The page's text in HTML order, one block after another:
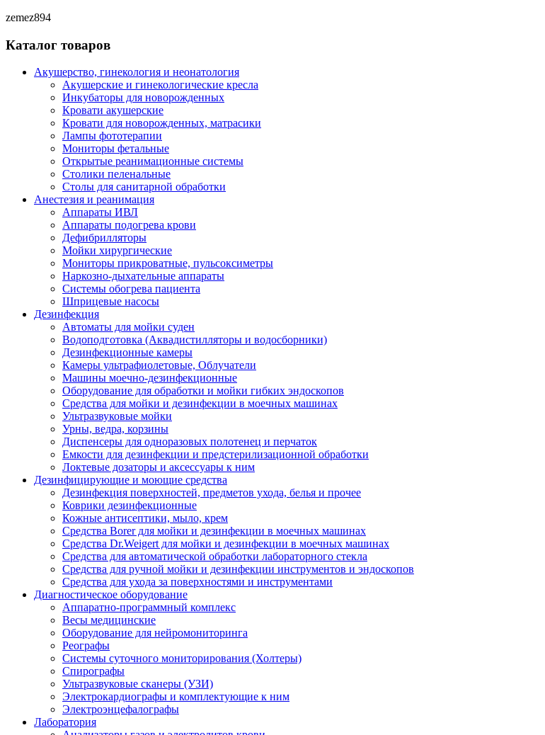
zemez894
Каталог товаров
Акушерство, гинекология и неонатология
Акушерские и гинекологические креслa
Инкубаторы для новорожденных
Кровати акушерские
Кровати для новорожденных, матрасики
Лампы фототерапии
Мониторы фетальные
Открытые реанимационные системы
Столики пеленальные
Столы для санитарной обработки
Анестезия и реанимация
Аппараты ИВЛ
Аппараты подогрева крови
Дефибрилляторы
Мойки хирургические
Мониторы прикроватные, пульсоксиметры
Наркозно-дыхательные аппараты
Системы обогрева пациента
Шприцевые насосы
Дезинфекция
Автоматы для мойки суден
Водоподготовка (Аквадистилляторы и водосборники)
Дезинфекционные камеры
Камеры ультрафиолетовые, Облучатели
Машины моечно-дезинфекционные
Оборудование для обработки и мойки гибких эндоскопов
Средства для мойки и дезинфекции в моечных машинах
Ультразвуковые мойки
Урны, ведра, корзины
Диспенсеры для одноразовых полотенец и перчаток
Емкости для дезинфекции и предстерилизационной обработки
Локтевые дозаторы и аксессуары к ним
Дезинфицирующие и моющие средства
Дезинфекция поверхностей, предметов ухода, белья и прочее
Коврики дезинфекционные
Кожные антисептики, мыло, крем
Средства Borer для мойки и дезинфекции в моечных машинах
Средства Dr.Weigert для мойки и дезинфекции в моечных машинах
Средства для автоматической обработки лабораторного стекла
Средства для ручной мойки и дезинфекции инструментов и эндоскопов
Средства для ухода за поверхностями и инструментами
Диагностическое оборудование
Аппаратно-программный комплекс
Весы медицинские
Оборудование для нейромониторинга
Реографы
Системы суточного мониторирования (Холтеры)
Спирографы
Ультразвуковые сканеры (УЗИ)
Электрокардиографы и комплектующие к ним
Электроэнцефалографы
Лаборатория